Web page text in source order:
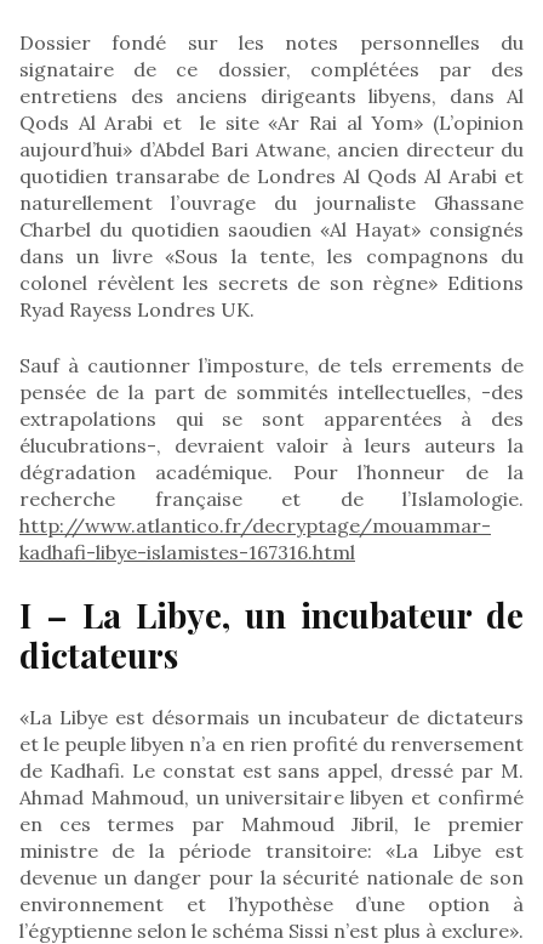
Dossier fondé sur les notes personnelles du
signataire de ce dossier, complétées par des
entretiens des anciens dirigeants libyens, dans Al
Qods Al Arabi et le site «Ar Rai al Yom» (L’opinion
aujourd’hui» d’Abdel Bari Atwane, ancien directeur du
quotidien transarabe de Londres Al Qods Al Arabi et
naturellement l’ouvrage du journaliste Ghassane
Charbel du quotidien saoudien «Al Hayat» consignés
dans un livre «Sous la tente, les compagnons du
colonel révèlent les secrets de son règne» Editions
Ryad Rayess Londres UK.
Sauf à cautionner l’imposture, de tels errements de
pensée de la part de sommités intellectuelles, -des
extrapolations qui se sont apparentées à des
élucubrations-, devraient valoir à leurs auteurs la
dégradation académique. Pour l’honneur de la
recherche française et de l’Islamologie.
http://www.atlantico.fr/decryptage/mouammar-
kadhafi-libye-islamistes-167316.html
I – La Libye, un incubateur de
dictateurs
«La Libye est désormais un incubateur de dictateurs
et le peuple libyen n’a en rien profité du renversement
de Kadhafi. Le constat est sans appel, dressé par M.
Ahmad Mahmoud, un universitaire libyen et confirmé
en ces termes par Mahmoud Jibril, le premier
ministre de la période transitoire: «La Libye est
devenue un danger pour la sécurité nationale de son
environnement et l’hypothèse d’une option à
l’égyptienne selon le schéma Sissi n’est plus à exclure».